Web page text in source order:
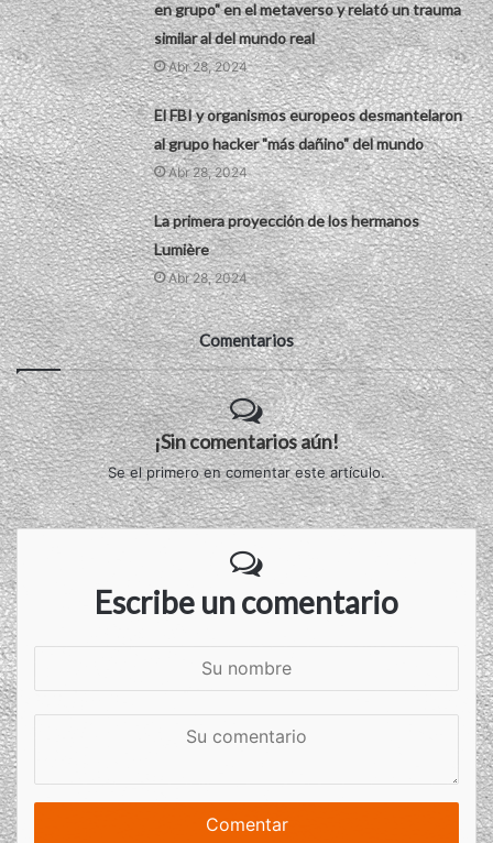
en grupo" en el metaverso y relató un trauma
similar al del mundo real
Abr 28, 2024
El FBI y organismos europeos desmantelaron
al grupo hacker "más dañino" del mundo
Abr 28, 2024
La primera proyección de los hermanos
Lumière
Abr 28, 2024
Comentarios
¡Sin comentarios aún!
Se el primero en comentar este artículo.
Escribe un comentario